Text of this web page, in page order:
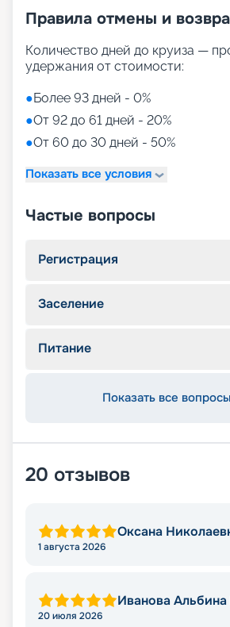
Правила отмены и
Количество дней до круиза —
удержания от стоимости:
●Более 93 дней - 0%
●От 92 до 61 дней - 20%
●От 60 до 30 дней - 50%
Показать все условия
Частые вопросы
Регистрация
Заселение
Питание
Показать все
20 отзывов
Оксана
1 августа 2026
Иванова
20 июля 2026